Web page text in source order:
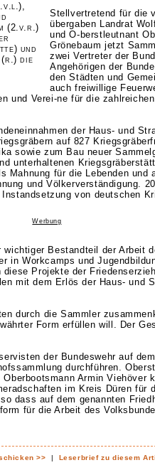
(2.v.r.)
und
(r.) die
Stellvertretend für die
übergaben Landrat
und O-berstleutnant
Grönebaum jetzt
zwei Vertreter der
Angehörigen der
den Städten und
auch freiwillige
und Verei-ne für die
der Haus- und
auf 827
sowie zum Bau neuer
unterhaltenen
Mahnung für die Lebenden und
und Völkerverständigung.
von deutschen
Werbung
wichtiger Bestandteil der Arbeit
in Workcamps und
Projekte der
mit dem Erlös der Haus- und
durch die Sammler
Form erfüllen will. Der
der Bundeswehr auf
durchführen.
Armin Viehöver
im Kreis Düren für
dass auf dem genannten
für die Arbeit des
>> | Leserbrief zu diesem